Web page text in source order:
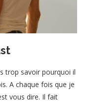
trop savoir pourquoi il
A chaque fois que je
vous dire. Il fait